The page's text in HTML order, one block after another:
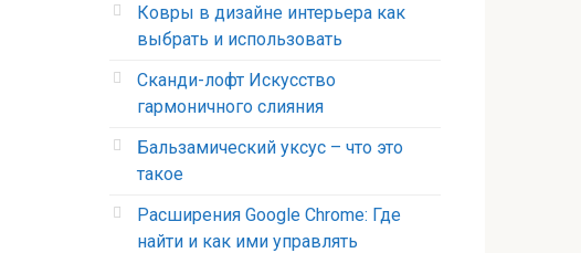
Ковры в дизайне интерьера как
выбрать и использовать
Сканди-лофт Искусство
гармоничного слияния
Бальзамический уксус – что это
такое
Расширения Google Chrome: Где
найти и как ими управлять